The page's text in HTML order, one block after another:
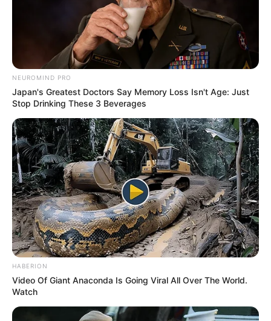
QUOTES
Quotes Halloween Untuk Kamu
NEUROMIND PRO
Japan's Greatest Doctors Say Memory Loss Isn't Age: Just
Stop Drinking These 3 Beverages
HABERION
Video Of Giant Anaconda Is Going Viral All Over The World.
Watch